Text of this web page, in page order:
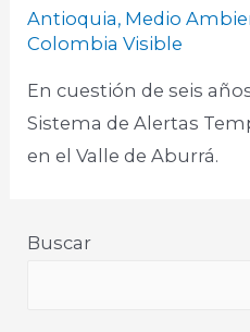
Antioquia, Medio
Colombia Visible
En cuestión de seis
Sistema de Alertas
en el Valle de Aburrá.
Buscar